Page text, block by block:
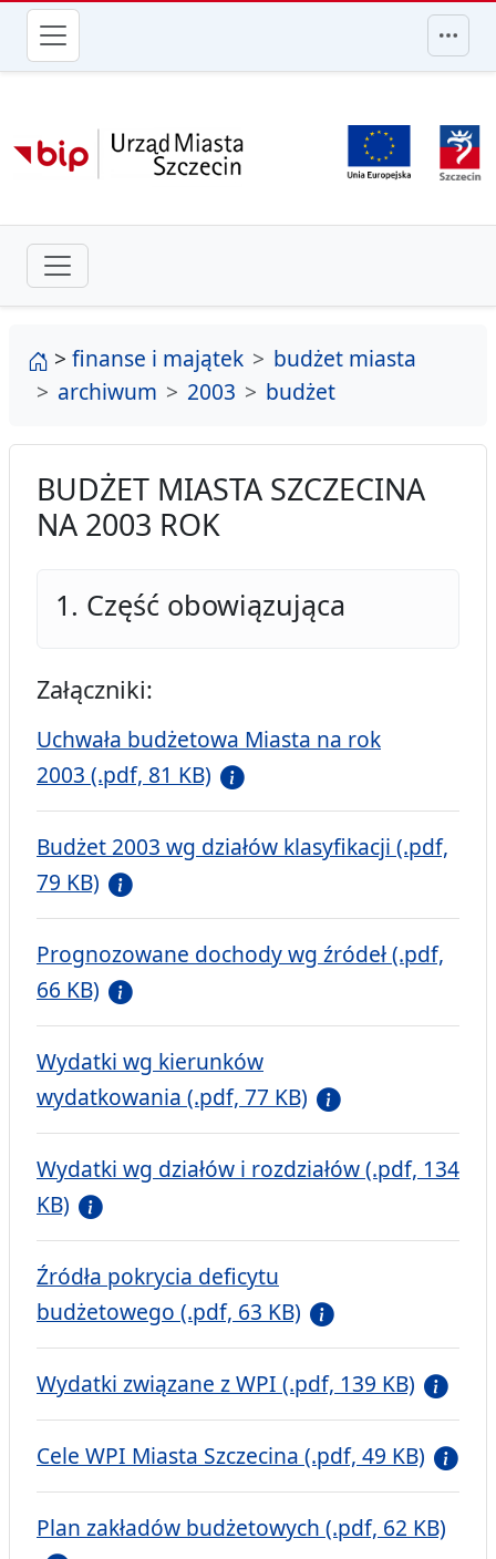
przejdź do głównego menu
strona główna
> finanse i majątek
budżet miasta
archiwum
2003 budżet
BUDŻET MIASTA SZCZECINA
NA 2003 ROK
1. Część obowiązująca
Załączniki:
Uchwała budżetowa Miasta na rok
2003 (.pdf, 81 KB)
Budżet 2003 wg działów klasyfikacji (.pdf,
79 KB)
Prognozowane dochody wg źródeł (.pdf,
66 KB)
Wydatki wg kierunków
wydatkowania (.pdf, 77 KB)
Wydatki wg działów i rozdziałów (.pdf, 134
KB)
Źródła pokrycia deficytu
budżetowego (.pdf, 63 KB)
Wydatki związane z WPI (.pdf, 139 KB)
Cele WPI Miasta Szczecina (.pdf, 49 KB)
Plan zakładów budżetowych (.pdf, 62 KB)